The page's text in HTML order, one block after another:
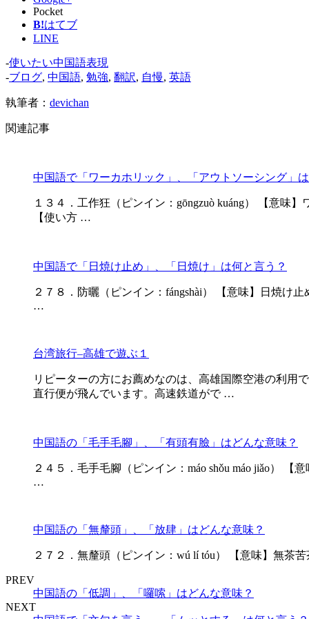
Pocket
B!はてブ
LINE
-使いたい中国語表現
-ブログ, 中国語, 勉強, 翻訳, 自慢, 英語
執筆者： devichan
関連記事
中国語で「ワーカホリック」、「アウトソーシング」
１３４．工作狂（ピンイン：gōngzuò kuáng） 【意味
【使い方 …
中国語で「日焼け止め」、「日焼け」は何と言う？
２７８．防曬（ピンイン：fángshài） 【意味】日焼け
…
台湾旅行–高雄で遊ぶ１
リピーターの方にお薦めなのは、高雄国際空港の利用
直行便が飛んでいます。高速鉄道がで …
中国語の「毛手毛腳」、「有頭有臉」はどんな意味？
２４５．毛手毛腳（ピンイン：máo shǒu máo jiǎo）
…
中国語の「無釐頭」、「放肆」はどんな意味？
２７２．無釐頭（ピンイン：wú lí tóu） 【意味】無茶
PREV
中国語の「低調」、「囉嗦」はどんな意味？
NEXT